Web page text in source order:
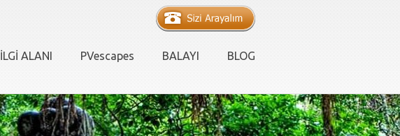
İLGİ ALANI PVescapes BALAYI BLOG